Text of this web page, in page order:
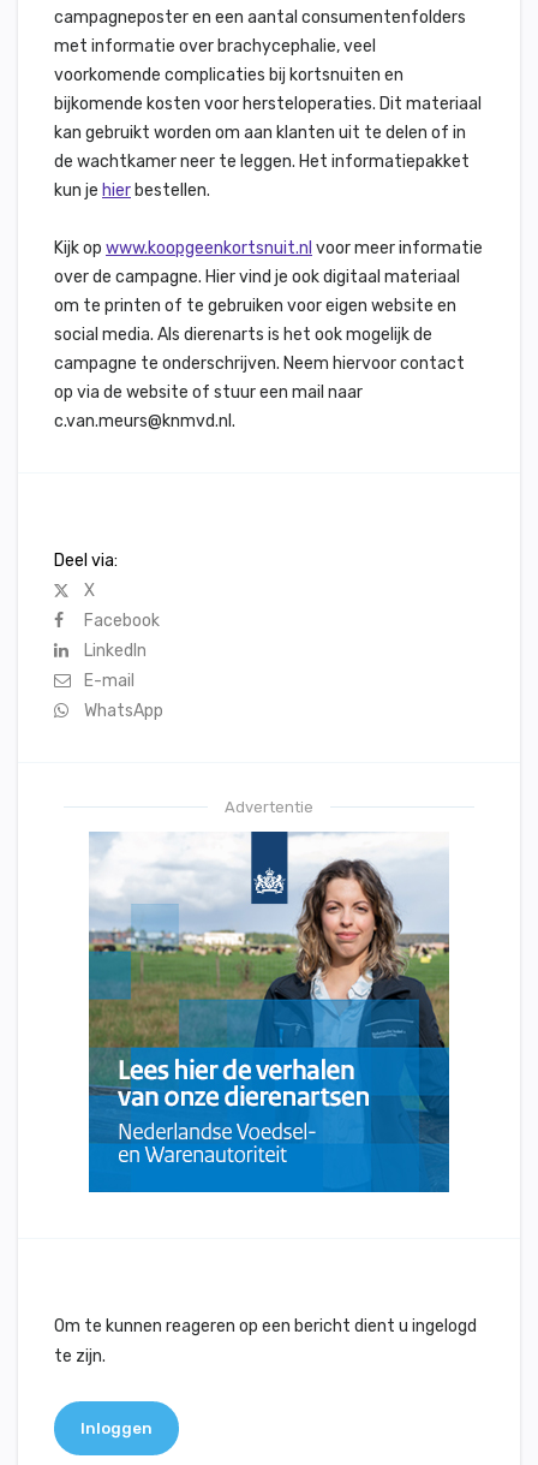
campagneposter en een aantal consumentenfolders
met informatie over brachycephalie, veel
voorkomende complicaties bij kortsnuiten en
bijkomende kosten voor hersteloperaties. Dit materiaal
kan gebruikt worden om aan klanten uit te delen of in
de wachtkamer neer te leggen. Het informatiepakket
kun je hier bestellen.
Kijk op www.koopgeenkortsnuit.nl voor meer informatie
over de campagne. Hier vind je ook digitaal materiaal
om te printen of te gebruiken voor eigen website en
social media. Als dierenarts is het ook mogelijk de
campagne te onderschrijven. Neem hiervoor contact
op via de website of stuur een mail naar
c.van.meurs@knmvd.nl.
Deel via:
X
Facebook
LinkedIn
E-mail
WhatsApp
Advertentie
Om te kunnen reageren op een bericht dient u ingelogd
te zijn.
Inloggen